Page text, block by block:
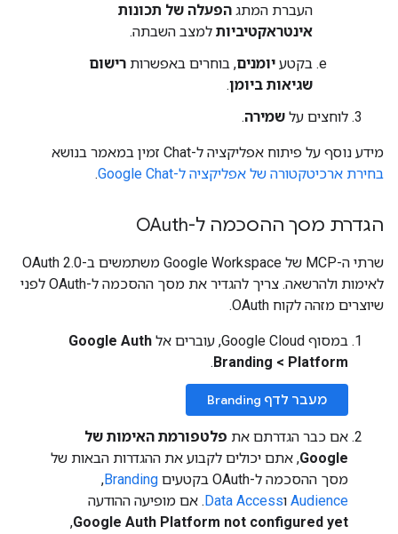
העברת המתג הפעלה של תכונות
אינטראקטיביות למצב השבתה.
בקטע יומנים, בוחרים באפשרות רישום
שגיאות ביומן.
לוחצים על שמירה.
מידע נוסף על פיתוח אפליקציה ל-Chat זמין במאמר בנושא
בחירת ארכיטקטורה של אפליקציה ל-Google Chat
.
הגדרת מסך ההסכמה ל-OAuth
שרתי ה-MCP של Google Workspace משתמשים ב-OAuth 2.0
לאימות ולהרשאה. צריך להגדיר את מסך ההסכמה ל-OAuth לפני
שיוצרים מזהה לקוח OAuth.
במסוף Google Cloud, עוברים אל
Google Auth
Platform
>
Branding
.
מעבר לדף Branding
אם כבר הגדרתם את פלטפורמת האימות של
Google, אתם יכולים לקבוע את ההגדרות הבאות של
מסך ההסכמה ל-OAuth בקטעים
Branding
,‏
Audience וData Access. אם מופיעה ההודעה
Google Auth Platform not configured yet
,